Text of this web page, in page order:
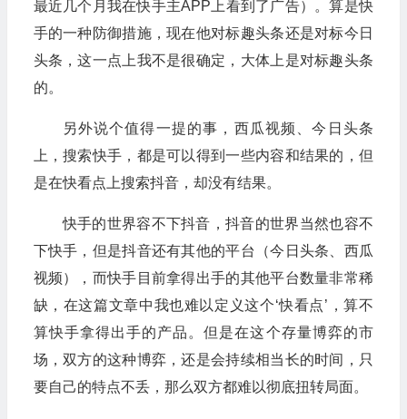
最近几个月我在快手主APP上看到了广告）。算是快
手的一种防御措施，现在他对标趣头条还是对标今日
头条，这一点上我不是很确定，大体上是对标趣头条
的。
另外说个值得一提的事，西瓜视频、今日头条
上，搜索快手，都是可以得到一些内容和结果的，但
是在快看点上搜索抖音，却没有结果。
快手的世界容不下抖音，抖音的世界当然也容不
下快手，但是抖音还有其他的平台（今日头条、西瓜
视频），而快手目前拿得出手的其他平台数量非常稀
缺，在这篇文章中我也难以定义这个‘快看点’，算不
算快手拿得出手的产品。但是在这个存量博弈的市
场，双方的这种博弈，还是会持续相当长的时间，只
要自己的特点不丢，那么双方都难以彻底扭转局面。